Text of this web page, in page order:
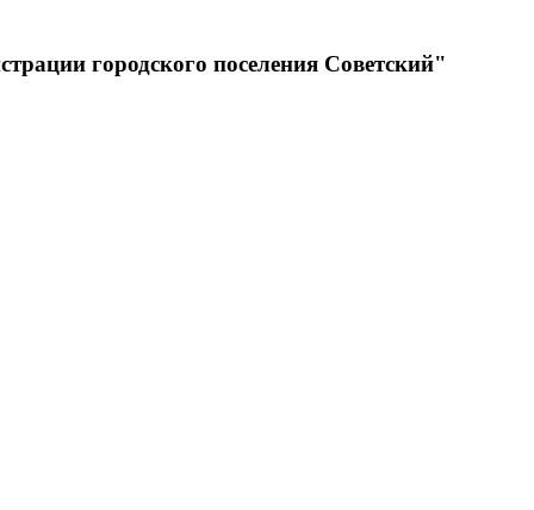
городского поселения Советский"